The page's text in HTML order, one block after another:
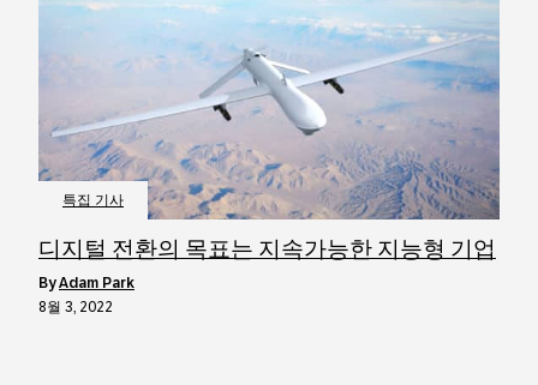
특집 기사
디지털 전환의 목표는 지속가능한 지능형 기업
byAdam Park
8월 3, 2022